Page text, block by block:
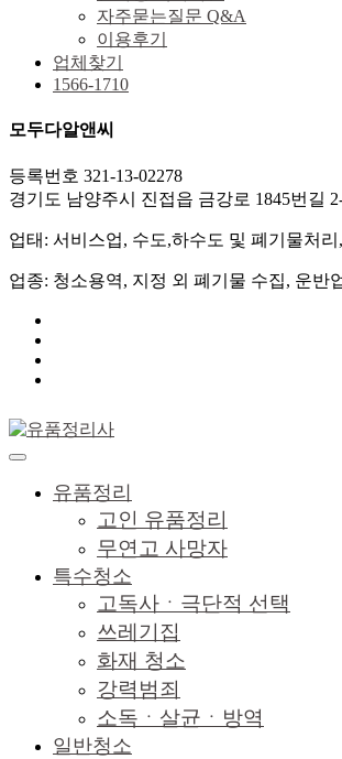
자주묻는질문 Q&A
이용후기
업체찾기
1566-1710
모두다알앤씨
등록번호 321-13-02278
경기도 남양주시 진접읍 금강로 1845번길
업태: 서비스업, 수도,하수도 및 폐기물처
업종: 청소용역, 지정 외 폐기물 수집, 운반
유품정리
고인 유품정리
무연고 사망자
특수청소
고독사ㆍ극단적 선택
쓰레기집
화재 청소
강력범죄
소독ㆍ살균ㆍ방역
일반청소